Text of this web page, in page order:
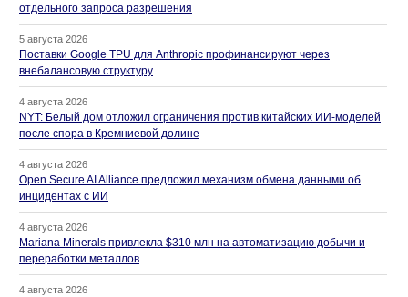
отдельного запроса разрешения
5 августа 2026
Поставки Google TPU для Anthropic профинансируют через
внебалансовую структуру
4 августа 2026
NYT: Белый дом отложил ограничения против китайских ИИ-моделей
после спора в Кремниевой долине
4 августа 2026
Open Secure AI Alliance предложил механизм обмена данными об
инцидентах с ИИ
4 августа 2026
Mariana Minerals привлекла $310 млн на автоматизацию добычи и
переработки металлов
4 августа 2026